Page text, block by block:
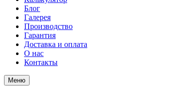
Блог
Галерея
Производство
Гарантия
Доставка и оплата
О нас
Контакты
Меню